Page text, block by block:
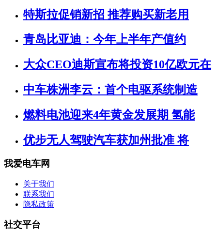
特斯拉促销新招 推荐购买新老用
青岛比亚迪：今年上半年产值约
大众CEO迪斯宣布将投资10亿欧元在
中车株洲李云：首个电驱系统制造
燃料电池迎来4年黄金发展期 氢能
优步无人驾驶汽车获加州批准 将
我爱电车网
关于我们
联系我们
隐私政策
社交平台